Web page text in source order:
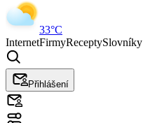
33°C
InternetFirmyReceptySlovníky
Přihlášení